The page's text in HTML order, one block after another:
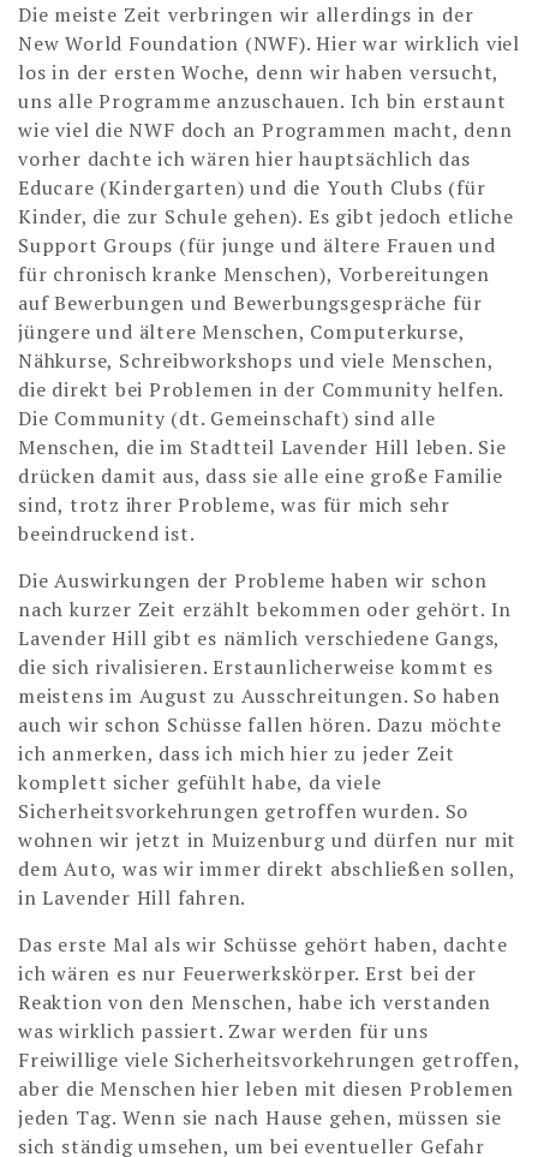
Die meiste Zeit verbringen wir allerdings in der
New World Foundation (NWF). Hier war wirklich viel
los in der ersten Woche, denn wir haben versucht,
uns alle Programme anzuschauen. Ich bin erstaunt
wie viel die NWF doch an Programmen macht, denn
vorher dachte ich wären hier hauptsächlich das
Educare (Kindergarten) und die Youth Clubs (für
Kinder, die zur Schule gehen). Es gibt jedoch etliche
Support Groups (für junge und ältere Frauen und
für chronisch kranke Menschen), Vorbereitungen
auf Bewerbungen und Bewerbungsgespräche für
jüngere und ältere Menschen, Computerkurse,
Nähkurse, Schreibworkshops und viele Menschen,
die direkt bei Problemen in der Community helfen.
Die Community (dt. Gemeinschaft) sind alle
Menschen, die im Stadtteil Lavender Hill leben. Sie
drücken damit aus, dass sie alle eine große Familie
sind, trotz ihrer Probleme, was für mich sehr
beeindruckend ist.
Die Auswirkungen der Probleme haben wir schon
nach kurzer Zeit erzählt bekommen oder gehört. In
Lavender Hill gibt es nämlich verschiedene Gangs,
die sich rivalisieren. Erstaunlicherweise kommt es
meistens im August zu Ausschreitungen. So haben
auch wir schon Schüsse fallen hören. Dazu möchte
ich anmerken, dass ich mich hier zu jeder Zeit
komplett sicher gefühlt habe, da viele
Sicherheitsvorkehrungen getroffen wurden. So
wohnen wir jetzt in Muizenburg und dürfen nur mit
dem Auto, was wir immer direkt abschließen sollen,
in Lavender Hill fahren.
Das erste Mal als wir Schüsse gehört haben, dachte
ich wären es nur Feuerwerkskörper. Erst bei der
Reaktion von den Menschen, habe ich verstanden
was wirklich passiert. Zwar werden für uns
Freiwillige viele Sicherheitsvorkehrungen getroffen,
aber die Menschen hier leben mit diesen Problemen
jeden Tag. Wenn sie nach Hause gehen, müssen sie
sich ständig umsehen, um bei eventueller Gefahr